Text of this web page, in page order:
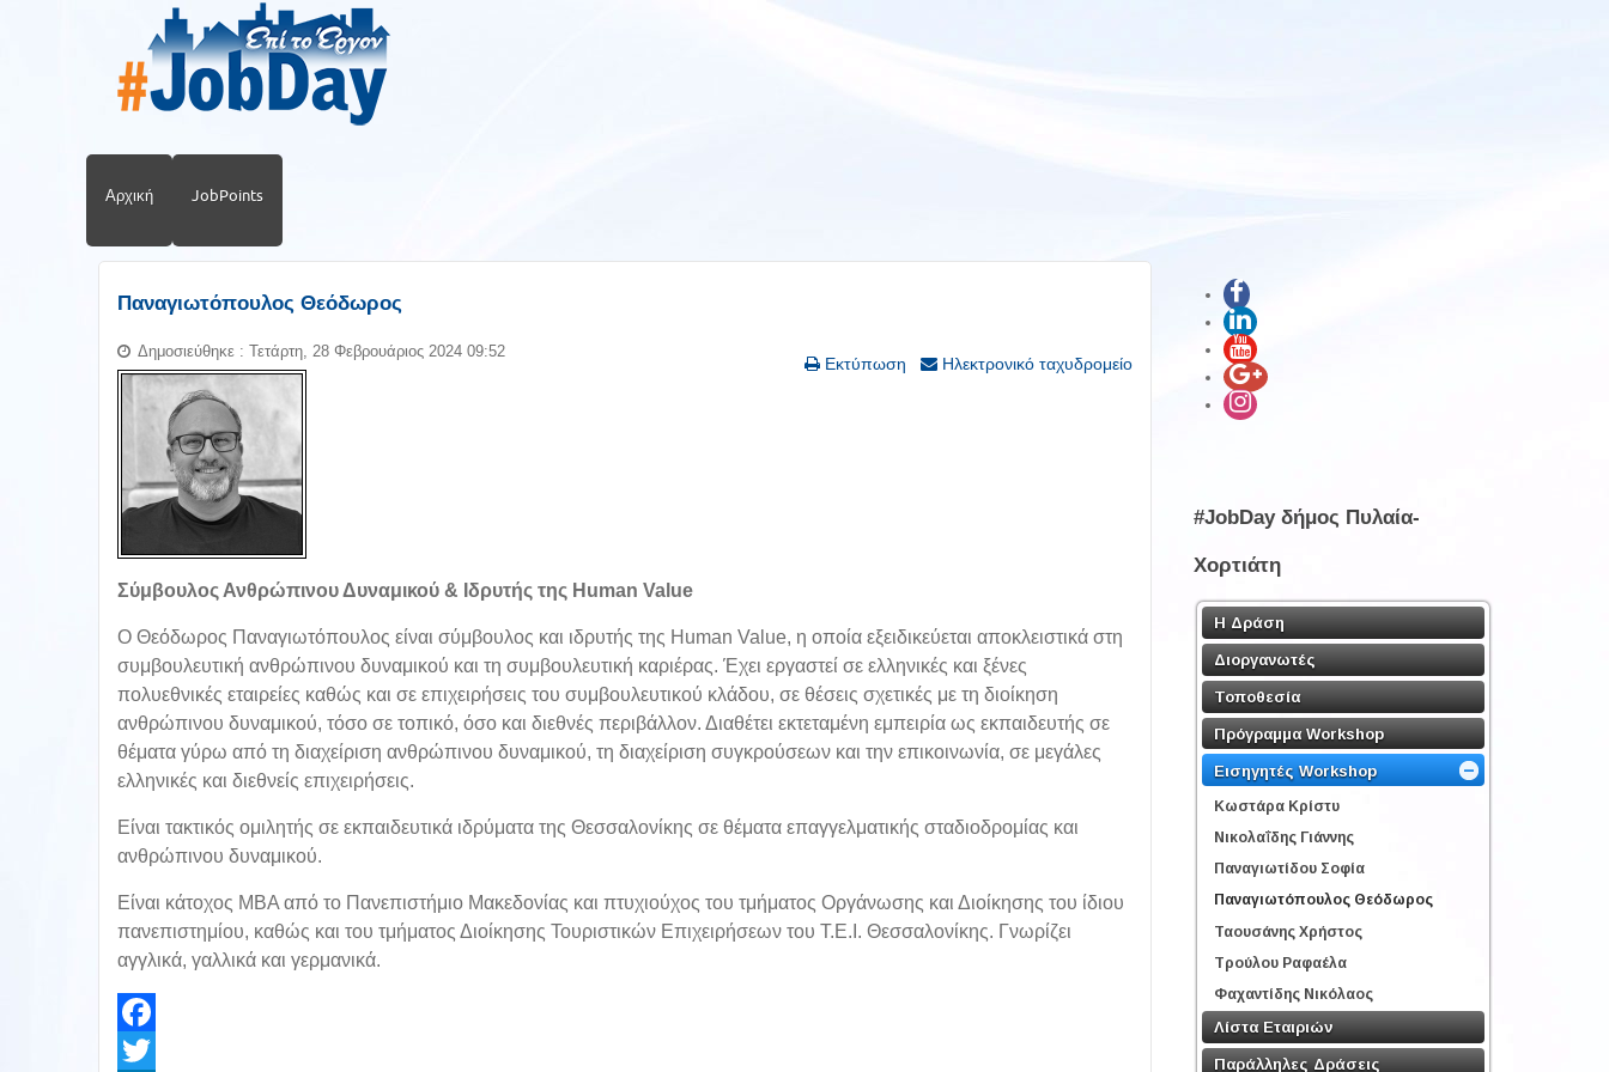
Αρχική JobPoints
Παναγιωτόπουλος Θεόδωρος
Εκτύπωση Ηλεκτρονικό ταχυδρομείο
Δημοσιεύθηκε : Τετάρτη, 28 Φεβρουάριος 2024 09:52
Σύμβουλος Ανθρώπινου Δυναμικού & Iδρυτής της Human Value
O Θεόδωρος Παναγιωτόπουλος είναι σύμβουλος και ιδρυτής της Human Value, η οποία εξειδικεύεται αποκλειστικά στη
συμβουλευτική ανθρώπινου δυναμικού και τη συμβουλευτική καριέρας. Έχει εργαστεί σε ελληνικές και ξένες
πολυεθνικές εταιρείες καθώς και σε επιχειρήσεις του συμβουλευτικού κλάδου, σε θέσεις σχετικές με τη διοίκηση
ανθρώπινου δυναμικού, τόσο σε τοπικό, όσο και διεθνές περιβάλλον. Διαθέτει εκτεταμένη εμπειρία ως εκπαιδευτής σε
θέματα γύρω από τη διαχείριση ανθρώπινου δυναμικού, τη διαχείριση συγκρούσεων και την επικοινωνία, σε μεγάλες
ελληνικές και διεθνείς επιχειρήσεις.
Είναι τακτικός ομιλητής σε εκπαιδευτικά ιδρύματα της Θεσσαλονίκης σε θέματα επαγγελματικής σταδιοδρομίας και
ανθρώπινου δυναμικού.
Είναι κάτοχος ΜΒΑ από το Πανεπιστήμιο Μακεδονίας και πτυχιούχος του τμήματος Οργάνωσης και Διοίκησης του ίδιου
πανεπιστημίου, καθώς και του τμήματος Διοίκησης Τουριστικών Επιχειρήσεων του Τ.Ε.Ι. Θεσσαλονίκης. Γνωρίζει
αγγλικά, γαλλικά και γερμανικά.
Facebook
#JobDay δήμος Πυλαία-
Χορτιάτη
Η Δράση
Διοργανωτές
Τοποθεσία
Πρόγραμμα Workshop
Εισηγητές Workshop
Κωστάρα Κρίστυ
Νικολαΐδης Γιάννης
Παναγιωτίδου Σοφία
Παναγιωτόπουλος Θεόδωρος
Ταουσάνης Χρήστος
Τρούλου Ραφαέλα
Φαχαντίδης Νικόλαος
Λίστα Εταιριών
Παράλληλες Δράσεις